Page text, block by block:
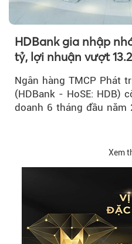
HDBank gia nhập
tỷ, lợi nhuận vượt
mới trên thị trường
Ngân hàng TMCP Phát
(HDBank - HoSE: HDB)
doanh 6 tháng đầu năm
Xem